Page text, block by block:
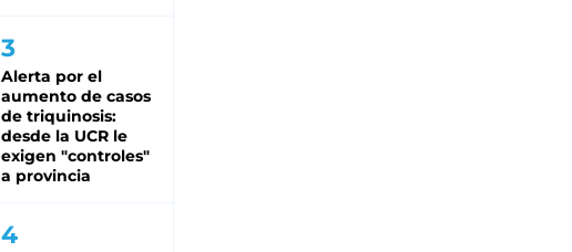
Alerta por el
aumento de casos
de triquinosis:
desde la UCR le
exigen "controles"
a provincia